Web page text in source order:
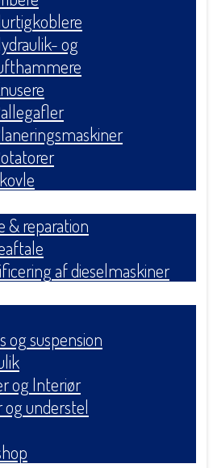
og
& reparation
af dieselmaskiner
og suspension
og Interiør
understel